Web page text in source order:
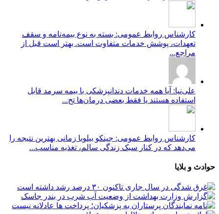
کارشناس روابط عمومی: بسته به نوع بیمه‌نامه و سقف
تعهدات، پوشش خدمات متفاوت است. بهتر است قبل از
مراجع...
علی‌نیا: آیا همه خدمات دندانپزشکی با بیمه سرمد قابل
استفاده هستند یا فقط بعضی درمان‌ها تح...
کارشناس روابط عمومی: جینکو بیلوبا زمانی بهترین نتیجه را
می‌دهد که در کنار سبک زندگی سالم، تغذیه مناسب...
حوادث و بلایا